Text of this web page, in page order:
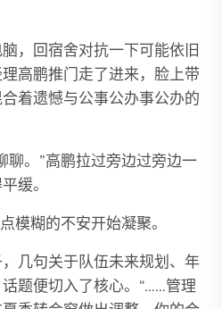
，回宿舍对抗一下可能依旧
高鹏推门走了进来，脸上带
着遗憾与公事公办事公办的
聊。”高鹏拉过旁边过旁边一
缓。
模糊的不安开始凝聚。
几句关于队伍未来规划、年
题便切入了核心。“……管理